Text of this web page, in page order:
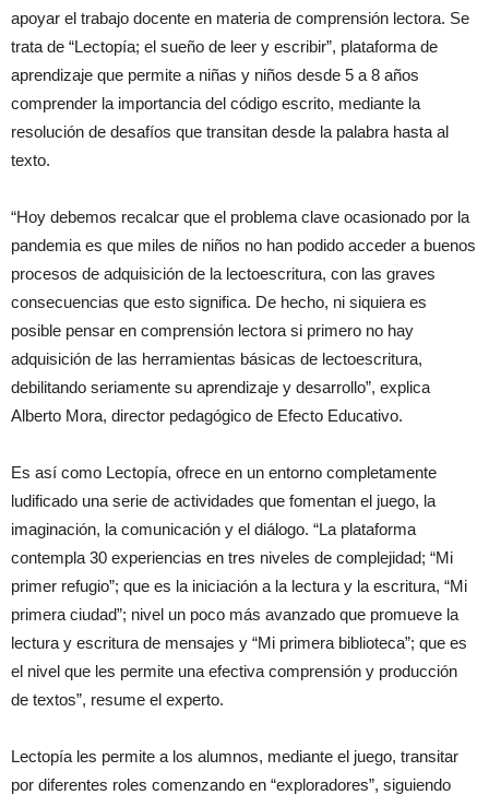
apoyar el trabajo docente en materia de comprensión lectora. Se
trata de “Lectopía; el sueño de leer y escribir”, plataforma de
aprendizaje que permite a niñas y niños desde 5 a 8 años
comprender la importancia del código escrito, mediante la
resolución de desafíos que transitan desde la palabra hasta al
texto.
“Hoy debemos recalcar que el problema clave ocasionado por la
pandemia es que miles de niños no han podido acceder a buenos
procesos de adquisición de la lectoescritura, con las graves
consecuencias que esto significa. De hecho, ni siquiera es
posible pensar en comprensión lectora si primero no hay
adquisición de las herramientas básicas de lectoescritura,
debilitando seriamente su aprendizaje y desarrollo”, explica
Alberto Mora, director pedagógico de Efecto Educativo.
Es así como Lectopía, ofrece en un entorno completamente
ludificado una serie de actividades que fomentan el juego, la
imaginación, la comunicación y el diálogo. “La plataforma
contempla 30 experiencias en tres niveles de complejidad; “Mi
primer refugio”; que es la iniciación a la lectura y la escritura, “Mi
primera ciudad”; nivel un poco más avanzado que promueve la
lectura y escritura de mensajes y “Mi primera biblioteca”; que es
el nivel que les permite una efectiva comprensión y producción
de textos”, resume el experto.
Lectopía les permite a los alumnos, mediante el juego, transitar
por diferentes roles comenzando en “exploradores”, siguiendo